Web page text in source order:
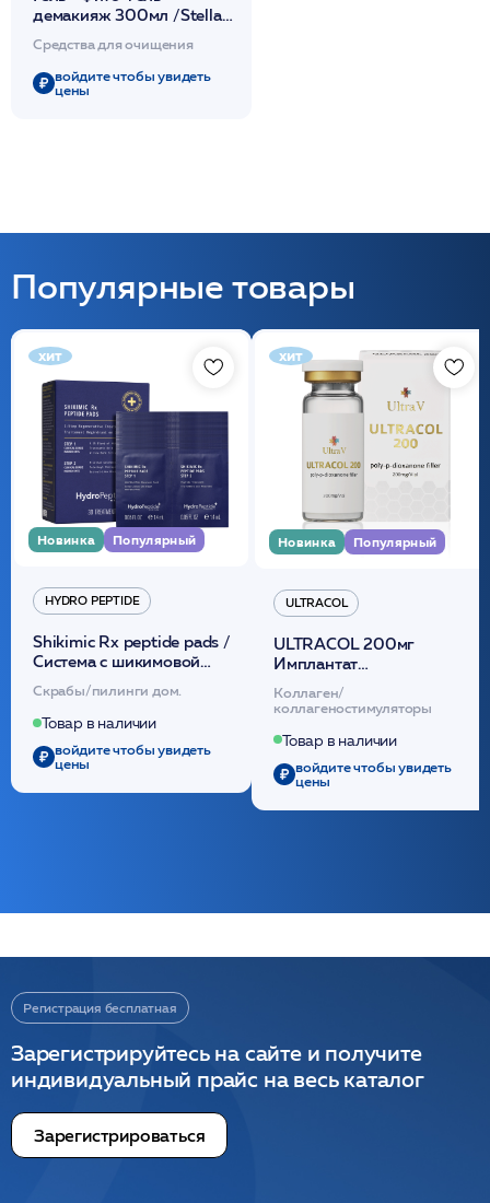
демакияж 300мл /Stella
Marina*
Средства для очищения
войдите чтобы увидеть
цены
Популярные товары
хит
Новинка Популярный
HYDRO PEPTIDE
Shikimic Rx peptide pads /
Cистема с шикимовой
кислотой обновляющая
(30шт) /HP
Скрабы/пилинги дом.
Товар в наличии
войдите чтобы увидеть
цены
хит
Новинка Популярный
ULTRACOL
ULTRACOL 200мг
Имплантат
внутридермальный,
стерильный на основе
полидиоксанона
/ULTRACOL
Коллаген/
коллагеностимуляторы
Товар в наличии
войдите чтобы увидеть
цены
Регистрация бесплатная
Зарегистрируйтесь на сайте и получите
индивидуальный прайс на весь каталог
Зарегистрироваться